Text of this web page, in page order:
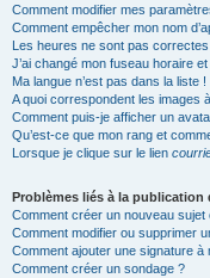
Comment modifier mes
Comment empêcher mon nom
Les heures ne sont pas correctes
J’ai changé mon fuseau horaire
Ma langue n’est pas dans la liste !
A quoi correspondent les images
Comment puis-je afficher un
Qu’est-ce que mon rang et
Lorsque je clique sur le lien
Problèmes liés à la publication
Comment créer un nouveau
Comment modifier ou supprimer
Comment ajouter une signature à
Comment créer un sondage ?